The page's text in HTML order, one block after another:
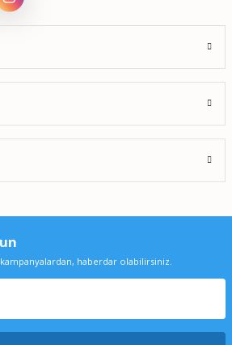
haberdar olabilirsiniz.